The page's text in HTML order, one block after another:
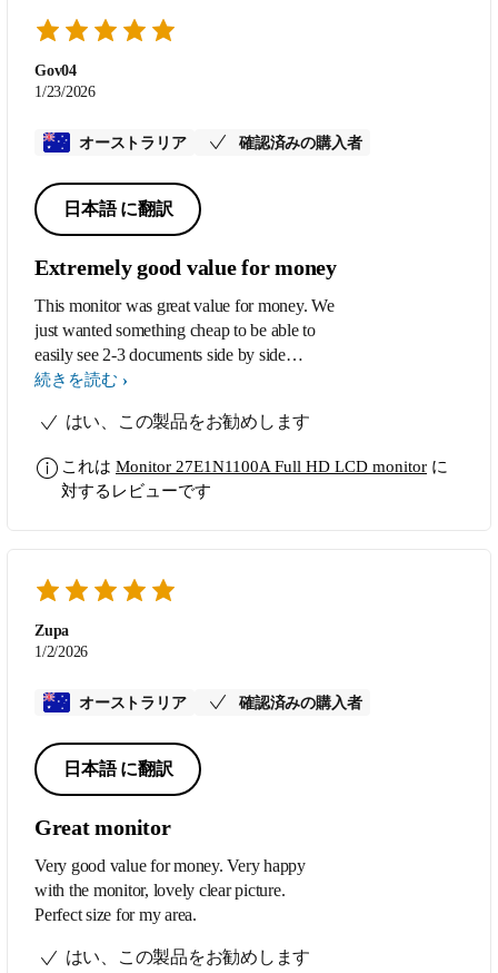
Gov04
1/23/2026
オーストラリア 確認済みの購入者
日本語 に翻訳
Extremely good value for money
This monitor was great value for money. We
just wanted something cheap to be able to
easily see 2-3 documents side by side
instead of making do with a 13” laptop
impressed with this monitor. Easy to set up
続きを読む
はい、この製品をお勧めします
これは Monitor 27E1N1100A Full HD LCD monitor に
対するレビューです
Zupa
1/2/2026
オーストラリア 確認済みの購入者
日本語 に翻訳
Great monitor
Very good value for money. Very happy
with the monitor, lovely clear picture.
Perfect size for my area.
はい、この製品をお勧めします